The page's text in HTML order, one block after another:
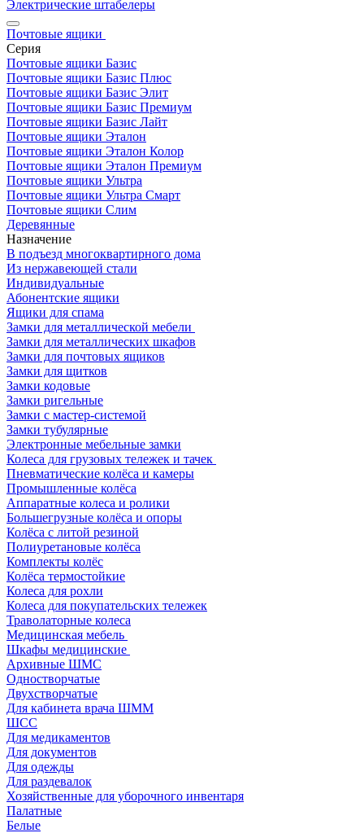
Электрические штабелеры
Почтовые ящики
Серия
Почтовые ящики Базис
Почтовые ящики Базис Плюс
Почтовые ящики Базис Элит
Почтовые ящики Базис Премиум
Почтовые ящики Базис Лайт
Почтовые ящики Эталон
Почтовые ящики Эталон Колор
Почтовые ящики Эталон Премиум
Почтовые ящики Ультра
Почтовые ящики Ультра Смарт
Почтовые ящики Слим
Деревянные
Назначение
В подъезд многоквартирного дома
Из нержавеющей стали
Индивидуальные
Абонентские ящики
Ящики для спама
Замки для металлической мебели
Замки для металлических шкафов
Замки для почтовых ящиков
Замки для щитков
Замки кодовые
Замки ригельные
Замки с мастер-системой
Замки тубулярные
Электронные мебельные замки
Колеса для грузовых тележек и тачек
Пневматические колёса и камеры
Промышленные колёса
Аппаратные колеса и ролики
Большегрузные колёса и опоры
Колёса с литой резиной
Полиуретановые колёса
Комплекты колёс
Колёса термостойкие
Колеса для рохли
Колеса для покупательских тележек
Траволаторные колеса
Медицинская мебель
Шкафы медицинские
Архивные ШМС
Одностворчатые
Двухстворчатые
Для кабинета врача ШММ
ШСС
Для медикаментов
Для документов
Для одежды
Для раздевалок
Хозяйственные для уборочного инвентаря
Палатные
Белые